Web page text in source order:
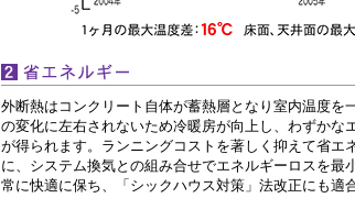
外断熱はコンクリート自体が蓄熱層となり室内温度を
の変化に左右されないため冷暖房が向上し、わずかな
が得られます。ランニングコストを著しく抑えて省エ
に、システム換気との組み合せでエネルギーロスを最
常に快適に保ち、「シックハウス対策」法改正にも適